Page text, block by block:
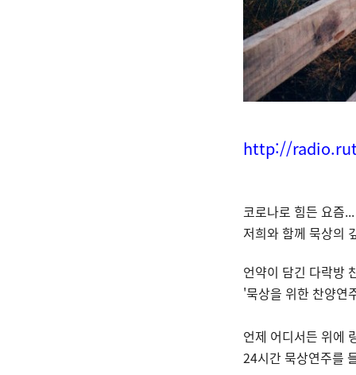
http://
코로나로 힘든 요즘...
저희와 함께 묵상의
언약이 담긴 다락방
'묵상을 위한 찬양연
언제 어디서든 위에
24시간 묵상연주를